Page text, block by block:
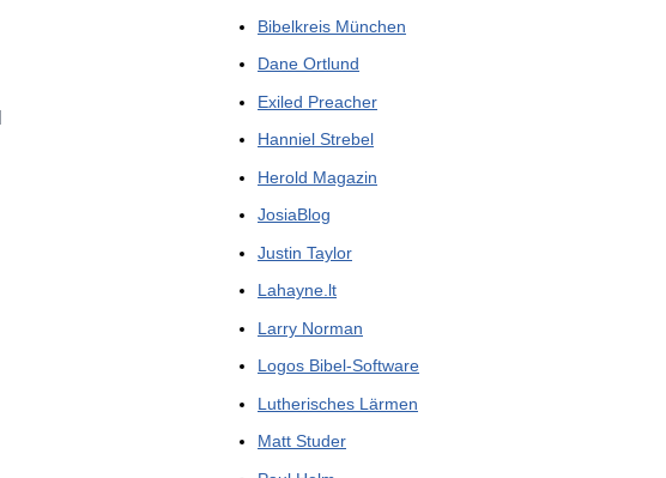
Bibelkreis München
Dane Ortlund
Exiled Preacher
Hanniel Strebel
Herold Magazin
JosiaBlog
Justin Taylor
Lahayne.lt
Larry Norman
Logos Bibel-Software
Lutherisches Lärmen
Matt Studer